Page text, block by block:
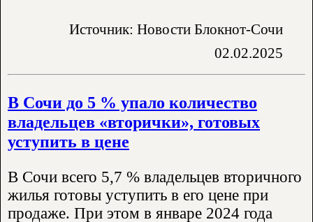
Источник: Новости Блокнот-Сочи
02.02.2025
В Сочи до 5 % упало количество
владельцев «вторички», готовых
уступить в цене
В Сочи всего 5,7 % владельцев вторичного
жилья готовы уступить в его цене при
продаже. При этом в январе 2024 года